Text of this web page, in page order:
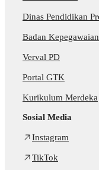
Dinas Pendidikan
Badan
Verval PD
Portal GTK
Kurikulum Merdeka
Sosial Media
Instagram
TikTok